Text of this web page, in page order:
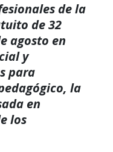
de la
de 32
agosto en
y
para
la
en
los